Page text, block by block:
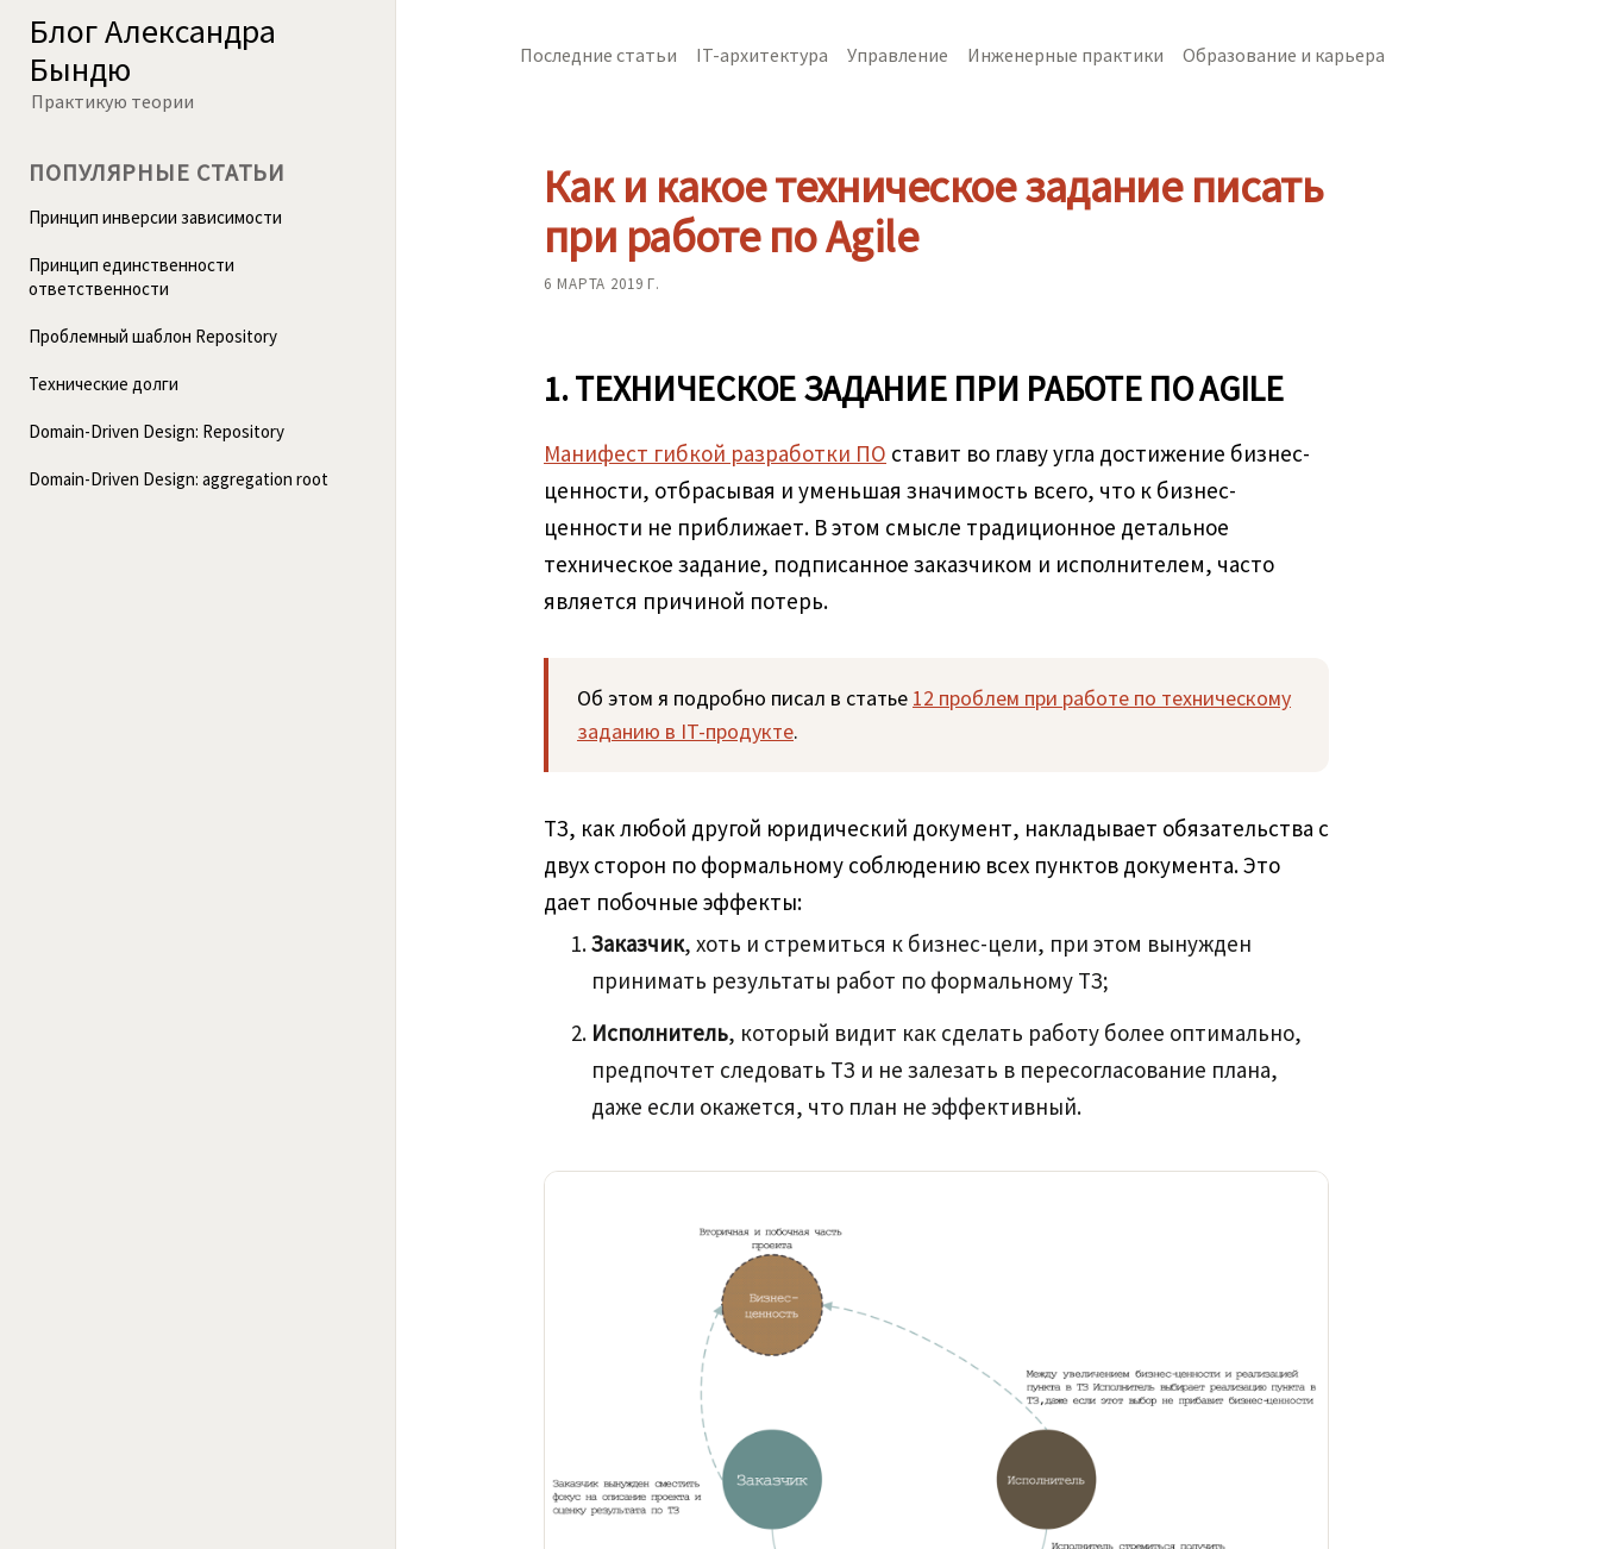
Последние статьи IT-архитектура Управление Инженерные практики Образование и карьера
Как и какое техническое задание писать
при работе по Agile
6 МАРТА 2019 Г.
1. ТЕХНИЧЕСКОЕ ЗАДАНИЕ ПРИ РАБОТЕ ПО AGILE
Манифест гибкой разработки ПО ставит во главу угла достижение бизнес-
ценности, отбрасывая и уменьшая значимость всего, что к бизнес-
ценности не приближает. В этом смысле традиционное детальное
техническое задание, подписанное заказчиком и исполнителем, часто
является причиной потерь.
Об этом я подробно писал в статье 12 проблем при работе по техническому
заданию в IT-продукте.
ТЗ, как любой другой юридический документ, накладывает обязательства с
двух сторон по формальному соблюдению всех пунктов документа. Это
дает побочные эффекты:
Заказчик, хоть и стремиться к бизнес-цели, при этом вынужден
принимать результаты работ по формальному ТЗ;
Исполнитель, который видит как сделать работу более оптимально,
предпочтет следовать ТЗ и не залезать в пересогласование плана,
даже если окажется, что план не эффективный.
Блог Александра
Бындю
Практикую теории
ПОПУЛЯРНЫЕ СТАТЬИ
Принцип инверсии зависимости
Принцип единственности
ответственности
Проблемный шаблон Repository
Технические долги
Domain-Driven Design: Repository
Domain-Driven Design: aggregation root